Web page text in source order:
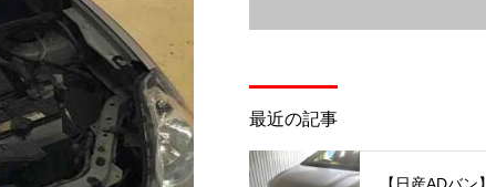
最近の記事
【日産ADバン】